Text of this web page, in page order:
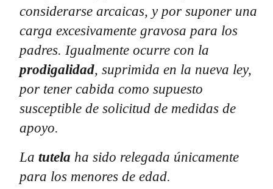
considerarse arcaicas, y por suponer una
carga excesivamente gravosa para los
padres. Igualmente ocurre con la
prodigalidad, suprimida en la nueva ley,
por tener cabida como supuesto
susceptible de solicitud de medidas de
apoyo.
La tutela ha sido relegada únicamente
para los menores de edad.